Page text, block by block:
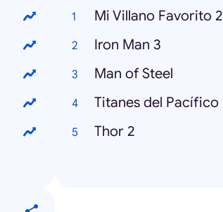
Mi Villano Favorito 2
Iron Man 3
Man of Steel
Titanes del Pacífico
Thor 2